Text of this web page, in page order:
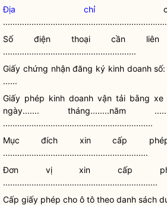
Địa chỉcơ
Số điện thoại cần
........................................................
Giấy chứng nhậnđăng ký kinh doanhsố:
......
Giấy phép kinh doanh vận tải bằng
ngày.......
...............................................................
Mục đích xin cấp
.............................................................
Đơn vị xin cấp
.................................................................
Cấp giấy phép cho ô tô theo danh sách